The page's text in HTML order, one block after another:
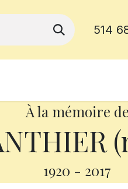
514
À la mémoire de
1920 - 2017